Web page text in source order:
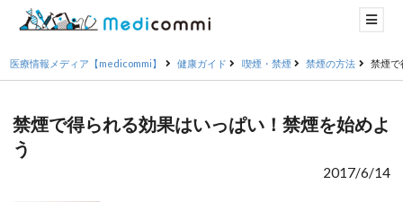
医療情報メディア【medicommi】 健康ガイド 喫煙・禁煙 禁煙の方法 禁煙で
禁煙で得られる効果はいっぱい！禁煙を始めよ
う
2017/6/14